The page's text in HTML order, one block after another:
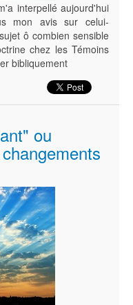
interpellé aujourd'hui
mon avis sur celui-
ô combien sensible
chez les Témoins
bibliquement
ou